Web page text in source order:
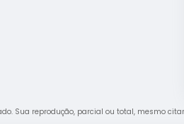
Sua reprodução, parcial ou total, mesmo